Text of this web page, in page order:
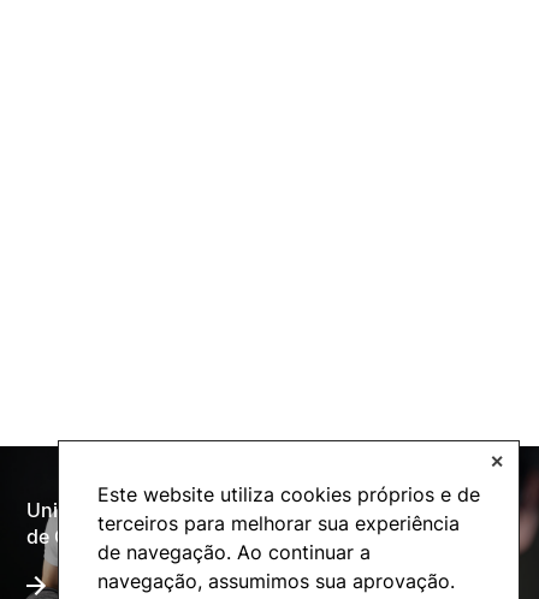
Este website utiliza cookies próprios e de
terceiros para melhorar sua experiência
de navegação. Ao continuar a
navegação, assumimos sua aprovação.
✕
Universidade Politécnica
de Coimbra
Oferta Formativa